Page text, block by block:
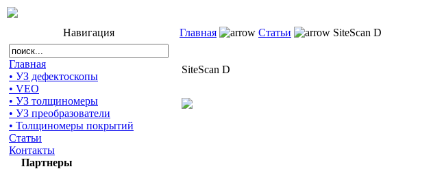
Навигация
Главная
• УЗ дефектоскопы
• VEO
• УЗ толщиномеры
• УЗ преобразователи
• Толщиномеры покрытий
Статьи
Контакты
Партнеры
Главная Статьи SiteScan D
SiteScan D